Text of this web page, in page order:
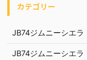
カテゴリー
JB74ジムニーシエラ
JB74ジムニーシエラ